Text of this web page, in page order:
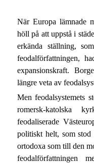
När Europa lämnade
höll på att uppstå i
erkända ställning,
feodalförfattningen,
expansionskraft.
längre veta av
Men feodalsystemets
romersk-katolska
feodaliserade
politiskt helt, som
ortodoxa som till den
feodalförfattningen